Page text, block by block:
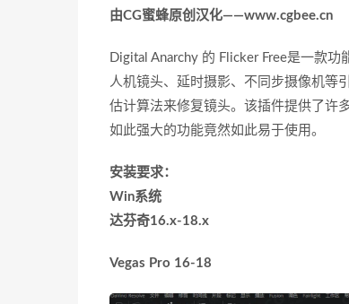
由CG蜜蜂原创汉化——www.cgbee.cn
Digital Anarchy 的 Flicker Free是一款
人机镜头、延时摄影、不同步摄像机等
估计算法来修复镜头。该插件提供了许
如此强大的功能竟然如此易于使用。
安装要求：
Win系统
达芬奇16.x-18.x
Vegas Pro 16-18